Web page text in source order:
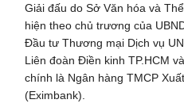
Giải đấu do Sở Văn hóa và
hiện theo chủ trương của
Đầu tư Thương mại Dịch vụ
Liên đoàn Điền kinh TP.HCM
chính là Ngân hàng TMCP
(Eximbank).